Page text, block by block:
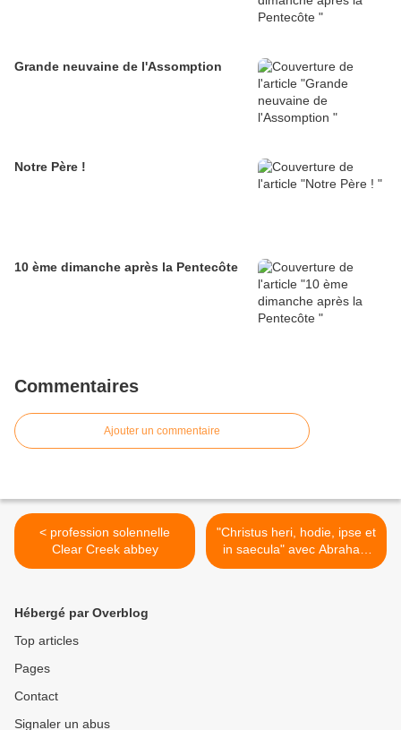
Grande neuvaine de l'Assomption
Notre Père !
10 ème dimanche après la Pentecôte
Commentaires
Ajouter un commentaire
< profession solennelle
Clear Creek abbey
"Christus heri, hodie, ipse et
in saecula" avec Abraham
et les prophètes. >
Hébergé par Overblog
Top articles
Pages
Contact
Signaler un abus